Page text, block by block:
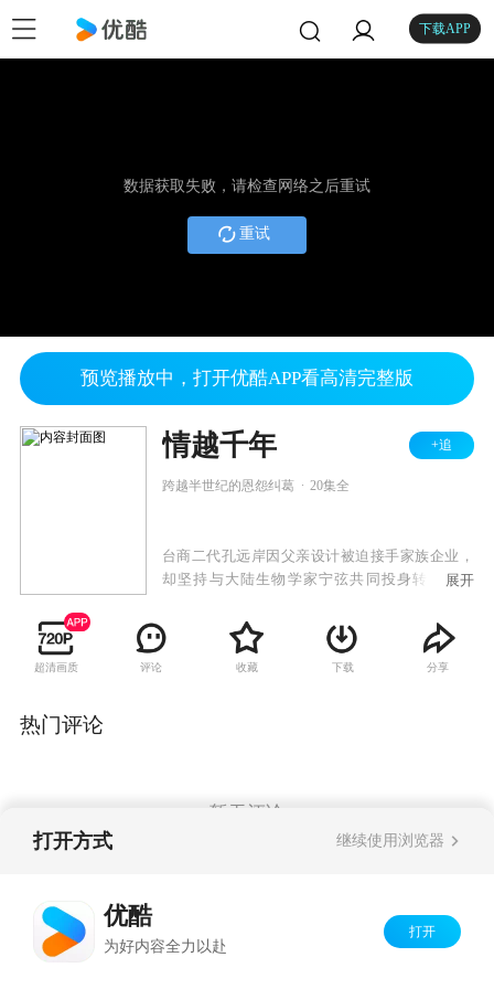
下载APP
数据获取失败，请检查网络之后重试
重试
预览播放中，打开优酷APP看高清完整版
情越千年 +追
跨越半世纪的恩怨纠葛 20集全
台商二代孔远岸因父亲设计被迫接手家族企业，
却坚持与大陆生物学家宁弦共同投身转基因研
隔，同时面对杜寸心的婚约压力、刘遥遥与师齐
的事业合作关系等情感考验。随着父辈孔思凡与
宁淡云重逢化解仇恨，两岸年轻一代在事业抉择
展开
超清画质 评论 收藏 下载 分享
热门评论
暂无评论
打开方式 继续使用浏览器
优酷
为好内容全力以赴
打开